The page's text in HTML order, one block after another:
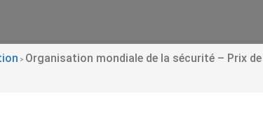
> Organisation mondiale de la sécurité – Prix